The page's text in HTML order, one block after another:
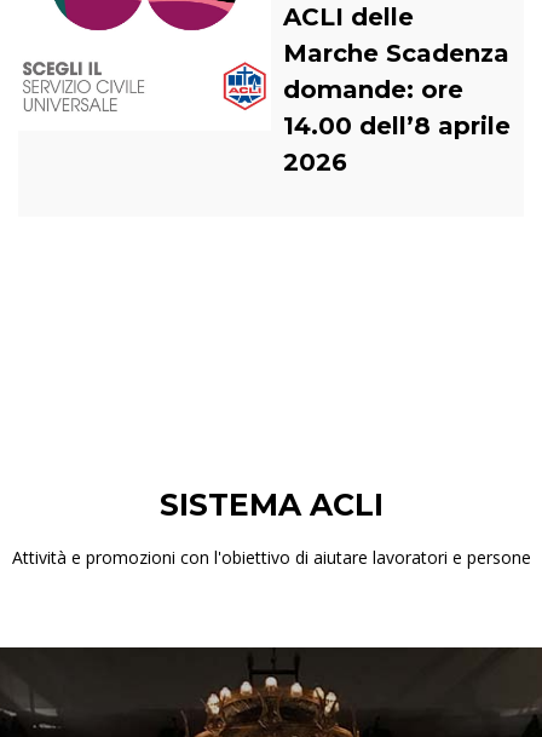
ACLI delle
Marche Scadenza
domande: ore
14.00 dell’8 aprile
2026
SISTEMA ACLI
Attività e promozioni con l'obiettivo di aiutare lavoratori e persone